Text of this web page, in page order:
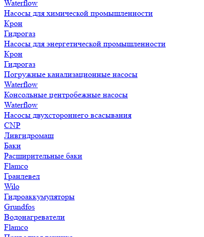
Waterflow
Насосы для химической промышленности
Крон
Гидрогаз
Насосы для энергетической промышленности
Крон
Гидрогаз
Погружные канализационные насосы
Waterflow
Консольные центробежные насосы
Waterflow
Насосы двухстороннего всасывания
CNP
Ливгидромаш
Баки
Расширительные баки
Flamco
Гранлевел
Wilo
Гидроаккумуляторы
Grundfos
Водонагреватели
Flamco